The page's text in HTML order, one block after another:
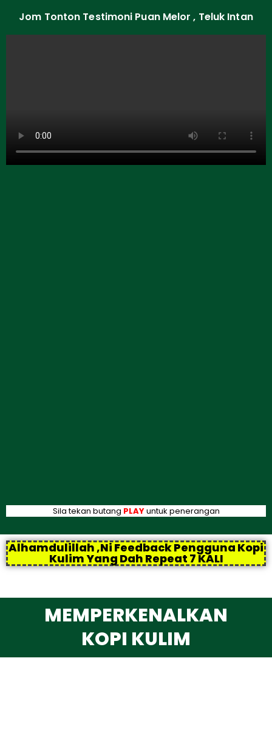
Jom Tonton Testimoni Puan Melor , Teluk Intan
Sila tekan butang PLAYuntuk penerangan
Alhamdulillah ,Ni Feedback Pengguna Kopi
Kulim Yang Dah Repeat 7 KALI
MEMPERKENALKAN
KOPI KULIM